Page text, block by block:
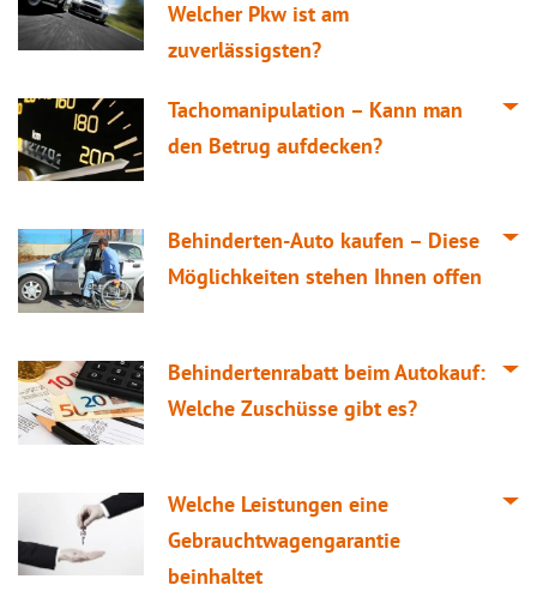
Welcher Pkw ist am
zuverlässigsten?
Tachomanipulation – Kann man
den Betrug aufdecken?
Behinderten-Auto kaufen – Diese
Möglichkeiten stehen Ihnen offen
Behindertenrabatt beim Autokauf:
Welche Zuschüsse gibt es?
Welche Leistungen eine
Gebrauchtwagengarantie
beinhaltet